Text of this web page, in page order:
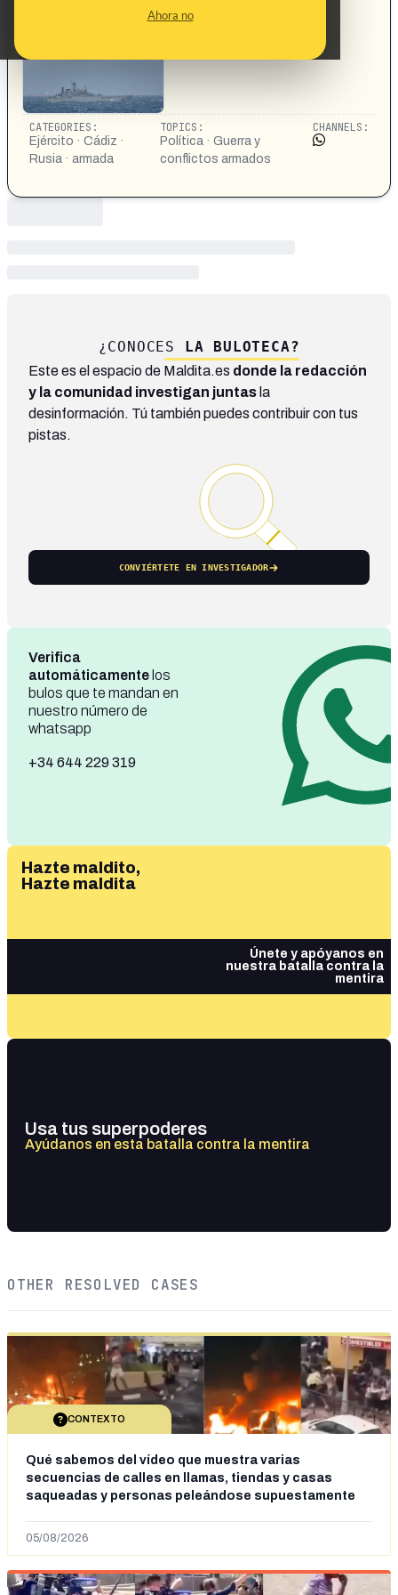
Ahora no
cadiz/armada-descubre-e-intercepta-
buque_0_2005869809.html
CATEGORIES:
Ejército · Cádiz ·
Rusia · armada
TOPICS:
Política · Guerra y
conflictos armados
CHANNELS:
¿CONOCES LA BULOTECA?
Este es el espacio de Maldita.es donde la redacción
y la comunidad investigan juntas la
desinformación. Tú también puedes contribuir con tus
pistas.
CONVIÉRTETE EN INVESTIGADOR
Verifica
automáticamente los
bulos que te mandan en
nuestro número de
whatsapp
+34 644 229 319
Hazte maldito,
Hazte maldita
Únete y apóyanos en
nuestra batalla contra la
mentira
Usa tus superpoderes
Ayúdanos en esta batalla contra la mentira
OTHER RESOLVED CASES
CONTEXTO
Qué sabemos del vídeo que muestra varias
secuencias de calles en llamas, tiendas y casas
saqueadas y personas peleándose supuestamente
situación irregular a Ceuta
05/08/2026